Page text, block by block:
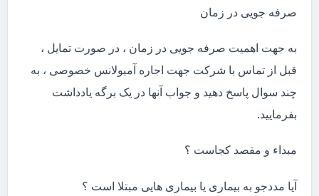
صرفه جویی در زمان
به جهت اهمیت صرفه جویی در زمان ، در صورت تمایل ،
قبل از تماس با شرکت جهت اجاره آمبولانس خصوصی ، به
چند سوال پاسخ دهید و جواب آنها در یک برگه یادداشت
بفرمایید.
مبداء و مقصد کجاست ؟
آیا مددجو به بیماری یا بیماری هایی مبتلا است ؟